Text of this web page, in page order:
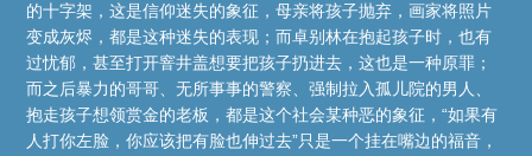
的十字架，这是信仰迷失的象征，母亲将孩子抛弃，画家将照片
变成灰烬，都是这种迷失的表现；而卓别林在抱起孩子时，也有
过忧郁，甚至打开窨井盖想要把孩子扔进去，这也是一种原罪；
而之后暴力的哥哥、无所事事的警察、强制拉入孤儿院的男人、
抱走孩子想领赏金的老板，都是这个社会某种恶的象征，“如果有
人打你左脸，你应该把有脸也伸过去”只是一个挂在嘴边的福音，